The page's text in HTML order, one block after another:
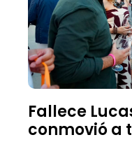
Fallece
conmovió a